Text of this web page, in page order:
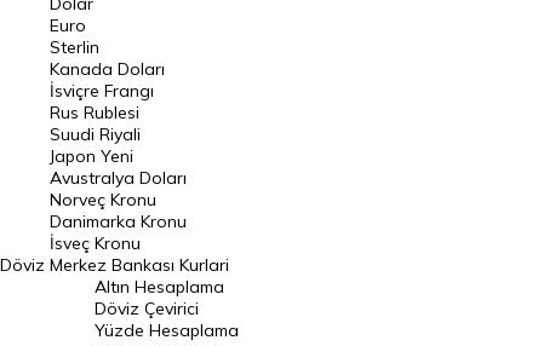
Pound Kuru
Frank Kuru
Riyal Kuru
Avustralya Doları
Danimarka Kronu Kuru
Kanada Doları Kuru
Norveç Kronu Kuru
İsveç Kronu Kuru
Döviz
Euro
Sterlin
Kanada Doları
İsviçre Frangı
Rus Rublesi
Suudi Riyali
Japon Yeni
Avustralya Doları
Norveç Kronu
Danimarka Kronu
İsveç Kronu
Merkez Bankası Kurlari
Altın Hesaplama
Döviz Çevirici
Yüzde Hesaplama